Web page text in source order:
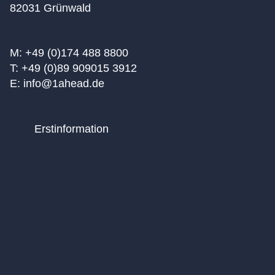
82031 Grünwald
M: +49 (0)174 488 8800
T: +49 (0)89 909015 3912
E: info@1ahead.de
Erstinformation